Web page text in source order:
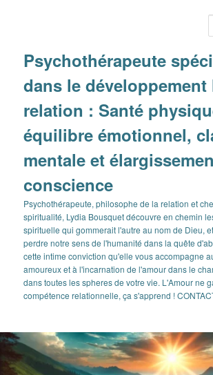
Psychothérapeute
dans le développement
relation : Santé
équilibre émotionnel,
mentale et
conscience
Psychothérapeute, philosophe de la relation et
spiritualité, Lydia Bousquet découvre en chemin
spirituelle qui gommerait l'autre au nom de Dieu,
perdre notre sens de l'humanité dans la quête
cette intime conviction qu'elle vous accompagne
amoureux et à l'incarnation de l'amour dans le
dans toutes les spheres de votre vie. L'Amour ne
compétence relationnelle, ça s'apprend !